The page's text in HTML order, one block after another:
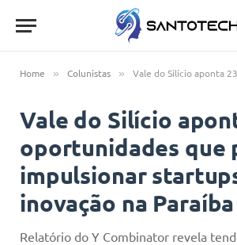
Home » Colunistas » Vale do Silício aponta 23 oportunidades que
Vale do Silício
oportunidades que
impulsionar
inovação na Paraíba
Relatório do Y Combinator revela